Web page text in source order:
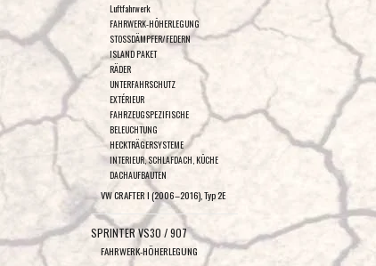
Luftfahrwerk
FAHRWERK-HÖHERLEGUNG
STOSSDÄMPFER/FEDERN
ISLAND PAKET
RÄDER
UNTERFAHRSCHUTZ
EXTÉRIEUR
FAHRZEUGSPEZIFISCHE
BELEUCHTUNG
HECKTRÄGERSYSTEME
INTERIEUR, SCHLAFDACH, KÜCHE
DACHAUFBAUTEN
VW CRAFTER I (2006–2016), Typ 2E
SPRINTER VS30 / 907
FAHRWERK-HÖHERLEGUNG